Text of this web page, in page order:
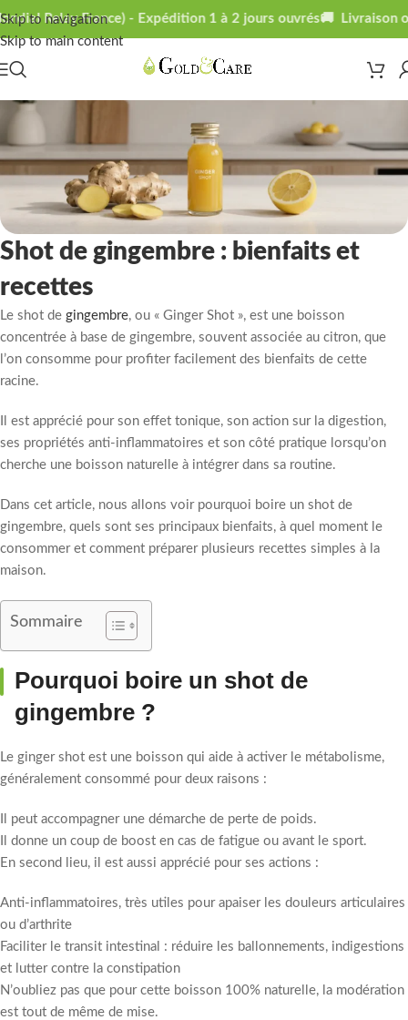
Skip to navigation
Skip to main content
Relay France) - Expédition 1 à 2 jours ouvrés🚚 Livraison
Shot de gingembre : bienfaits et
recettes
Le shot de gingembre, ou « Ginger Shot », est une boisson
concentrée à base de gingembre, souvent associée au citron, que
l’on consomme pour profiter facilement des bienfaits de cette
racine.
Il est apprécié pour son effet tonique, son action sur la digestion,
ses propriétés anti-inflammatoires et son côté pratique lorsqu’on
cherche une boisson naturelle à intégrer dans sa routine.
Dans cet article, nous allons voir pourquoi boire un shot de
gingembre, quels sont ses principaux bienfaits, à quel moment le
consommer et comment préparer plusieurs recettes simples à la
maison.
Sommaire
Pourquoi boire un shot de
gingembre ?
Le ginger shot est une boisson qui aide à activer le métabolisme,
généralement consommé pour deux raisons :
Il peut accompagner une démarche de perte de poids.
Il donne un coup de boost en cas de fatigue ou avant le sport.
En second lieu, il est aussi apprécié pour ses actions :
Anti-inflammatoires, très utiles pour apaiser les douleurs articulaires
ou d’arthrite
Faciliter le transit intestinal : réduire les ballonnements, indigestions
et lutter contre la constipation
N’oubliez pas que pour cette boisson 100% naturelle, la modération
est tout de même de mise.